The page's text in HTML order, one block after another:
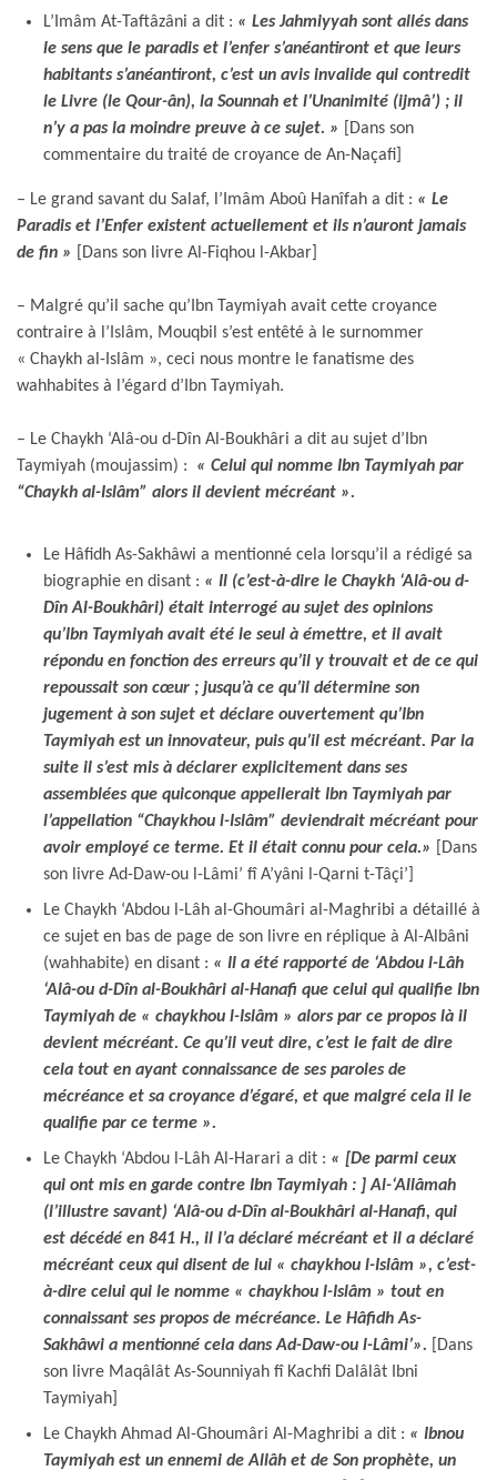
L’Imâm At-Taftâzâni a dit : « Les Jahmiyyah sont allés dans
le sens que le paradis et l’enfer s’anéantiront et que leurs
habitants s’anéantiront, c’est un avis invalide qui contredit
le Livre (le Qour-ân), la Sounnah et l’Unanimité (ijmâ’) ; il
n’y a pas la moindre preuve à ce sujet. »
[Dans son
commentaire du traité de croyance de An-Naçafi]
– Le grand savant du Salaf, l’Imâm Aboû Hanîfah a dit : « Le
Paradis et l’Enfer existent actuellement et ils n’auront jamais
de fin »
[Dans son livre Al-Fiqhou l-Akbar]
– Malgré qu’il sache qu’Ibn Taymiyah avait cette croyance
contraire à l’Islâm, Mouqbil s’est entêté à le surnommer
« Chaykh al-Islâm », ceci nous montre le fanatisme des
wahhabites à l’égard d’Ibn Taymiyah.
– Le Chaykh ‘Alâ-ou d-Dîn Al-Boukhâri a dit au sujet d’Ibn
Taymiyah (moujassim) : « Celui qui nomme Ibn Taymiyah par
“Chaykh al-Islâm” alors il devient mécréant ».
Le Hâfidh As-Sakhâwi a mentionné cela lorsqu’il a rédigé sa
biographie en disant : « Il (c’est-à-dire le Chaykh ‘Alâ-ou d-
Dîn Al-Boukhâri) était interrogé au sujet des opinions
qu’Ibn Taymiyah avait été le seul à émettre, et il avait
répondu en fonction des erreurs qu’il y trouvait et de ce qui
repoussait son cœur ; jusqu’à ce qu’il détermine son
jugement à son sujet et déclare ouvertement qu’Ibn
Taymiyah est un innovateur, puis qu’il est mécréant. Par la
suite il s’est mis à déclarer explicitement dans ses
assemblées que quiconque appellerait Ibn Taymiyah par
l’appellation “Chaykhou l-Islâm” deviendrait mécréant pour
avoir employé ce terme. Et il était connu pour cela.»
[Dans
son livre Ad-Daw-ou l-Lâmi’ fî A’yâni l-Qarni t-Tâçi’]
Le Chaykh ‘Abdou l-Lâh al-Ghoumâri al-Maghribi a détaillé à
ce sujet en bas de page de son livre en réplique à Al-Albâni
(wahhabite) en disant : « Il a été rapporté de ‘Abdou l-Lâh
‘Alâ-ou d-Dîn al-Boukhâri al-Hanafi que celui qui qualifie Ibn
Taymiyah de « chaykhou l-Islâm » alors par ce propos là il
devient mécréant. Ce qu’il veut dire, c’est le fait de dire
cela tout en ayant connaissance de ses paroles de
mécréance et sa croyance d’égaré, et que malgré cela il le
qualifie par ce terme ».
Le Chaykh ‘Abdou l-Lâh Al-Harari a dit : « [De parmi ceux
qui ont mis en garde contre Ibn Taymiyah : ] Al-‘Allâmah
(l’illustre savant) ‘Alâ-ou d-Dîn al-Boukhâri al-Hanafi, qui
est décédé en 841 H., il l’a déclaré mécréant et il a déclaré
mécréant ceux qui disent de lui « chaykhou l-Islâm », c’est-
à-dire celui qui le nomme « chaykhou l-Islâm » tout en
connaissant ses propos de mécréance. Le Hâfidh As-
Sakhâwi a mentionné cela dans Ad-Daw-ou l-Lâmi’».
[Dans
son livre Maqâlât As-Sounniyah fî Kachfi Dalâlât Ibni
Taymiyah]
Le Chaykh Ahmad Al-Ghoumâri Al-Maghribi a dit : « Ibnou
Taymiyah est un ennemi de Allâh et de Son prophète, un